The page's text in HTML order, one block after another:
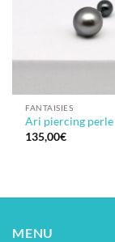
FANTAISIES
Ari piercing perle
135,00€
MENU